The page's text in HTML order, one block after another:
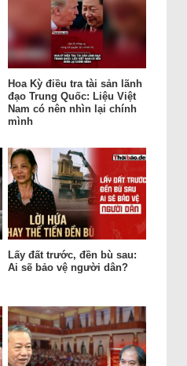
Hoa Kỳ điều tra tài sản lãnh
đạo Trung Quốc: Liệu Việt
Nam có nên nhìn lại chính
mình
Lấy đất trước, đền bù sau:
Ai sẽ bảo vệ người dân?